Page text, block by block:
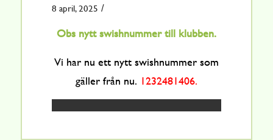
8 april, 2025 /
Obs nytt swishnummer till klubben.
Vi har nu ett nytt swishnummer som
gäller från nu. 1232481406.